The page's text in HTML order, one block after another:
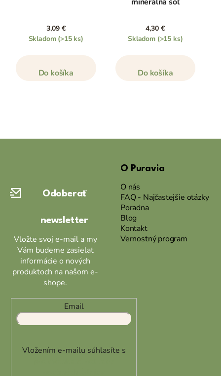
3,09 €
Skladom (>15 ks)
Do košíka
4,30 €
Skladom (>15 ks)
Do košíka
Odoberať
newsletter
Vložte svoj e-mail a my
Vám budeme zasielať
informácie o nových
produktoch na našom e-
shope.
Email
Vložením e-mailu súhlasíte s
O Puravia
O nás
FAQ - Najčastejšie otázky
Poradna
Blog
Kontakt
Vernostný program